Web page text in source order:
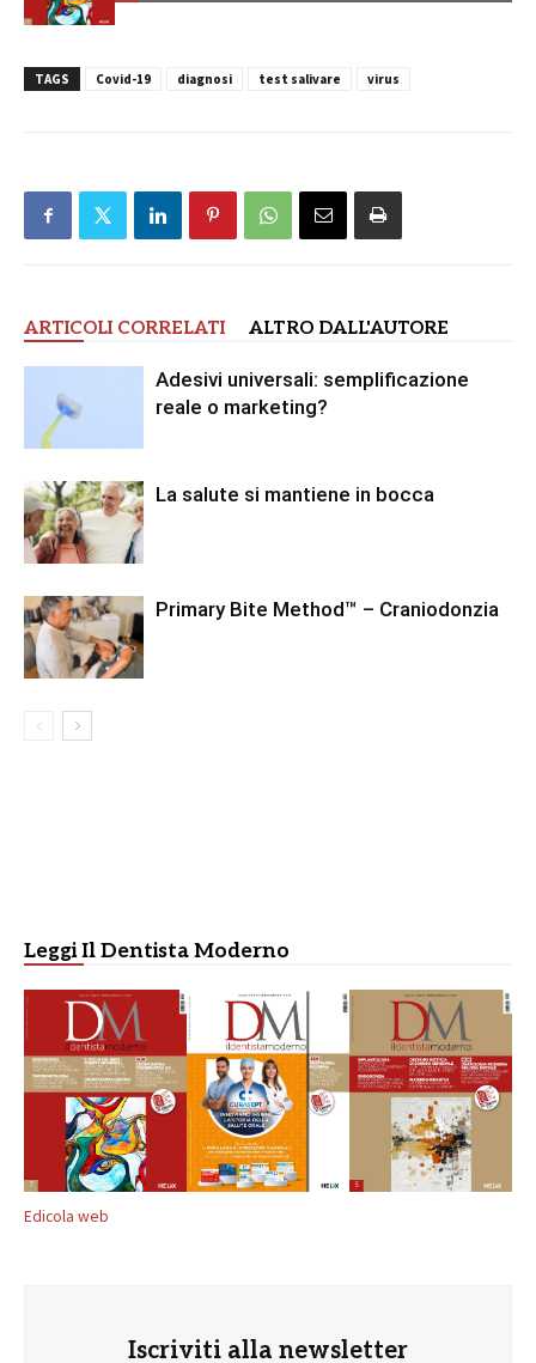
TAGS Covid-19 diagnosi test salivare virus
ARTICOLI CORRELATI ALTRO DALL'AUTORE
Adesivi universali: semplificazione
reale o marketing?
La salute si mantiene in bocca
Primary Bite Method™ – Craniodonzia
Leggi Il Dentista Moderno
Edicola web
Iscriviti alla newsletter